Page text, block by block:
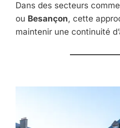
Dans des secteurs
ou Besançon, cette
maintenir une continuité